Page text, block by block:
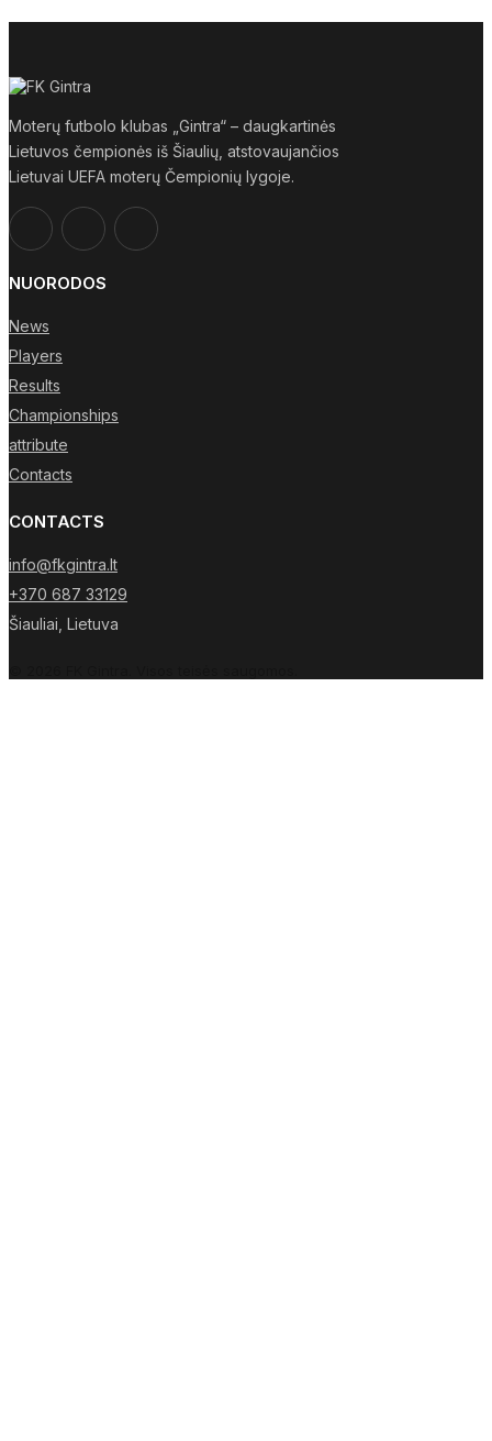
Moterų futbolo klubas „Gintra“ – daugkartinės
Lietuvos čempionės iš Šiaulių, atstovaujančios
Lietuvai UEFA moterų Čempionių lygoje.
NUORODOS
News
Players
Results
Championships
attribute
Contacts
CONTACTS
info@fkgintra.lt
+370 687 33129
Šiauliai, Lietuva